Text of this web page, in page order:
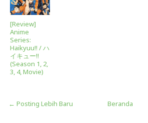
[Review]
Anime
Series:
Haikyuu!! / ハ
イキュー!!
(Season 1, 2,
3, 4, Movie)
← Posting Lebih Baru Beranda